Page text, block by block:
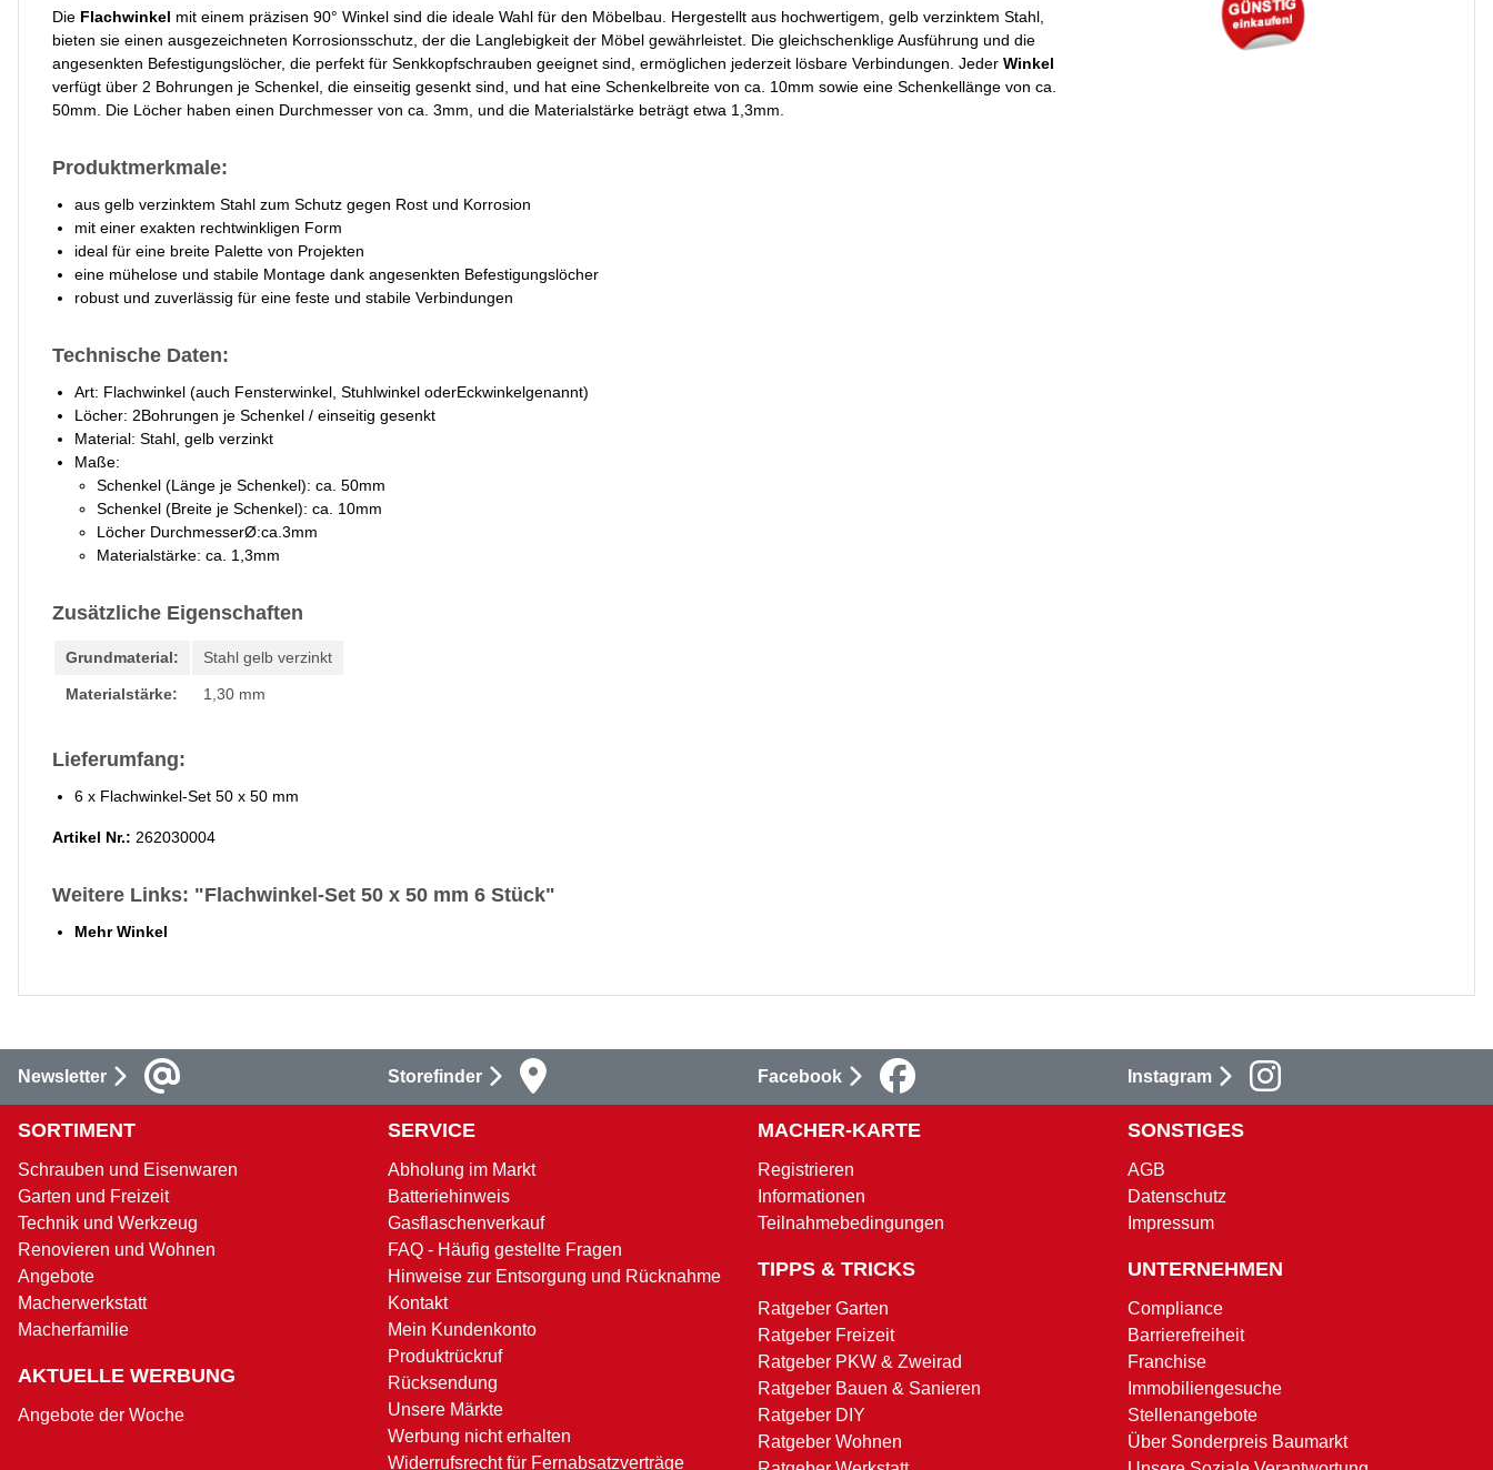
Die Flachwinkel mit einem präzisen 90° Winkel sind die ideale Wahl für den Möbelbau. Hergestellt aus hochwertigem, gelb verzinktem Stahl,
bieten sie einen ausgezeichneten Korrosionsschutz, der die Langlebigkeit der Möbel gewährleistet. Die gleichschenklige Ausführung und die
angesenkten Befestigungslöcher, die perfekt für Senkkopfschrauben geeignet sind, ermöglichen jederzeit lösbare Verbindungen. Jeder Winkel
verfügt über 2 Bohrungen je Schenkel, die einseitig gesenkt sind, und hat eine Schenkelbreite von ca. 10mm sowie eine Schenkellänge von ca.
50mm. Die Löcher haben einen Durchmesser von ca. 3mm, und die Materialstärke beträgt etwa 1,3mm.
Produktmerkmale:
aus gelb verzinktem Stahl zum Schutz gegen Rost und Korrosion
mit einer exakten rechtwinkligen Form
ideal für eine breite Palette von Projekten
eine mühelose und stabile Montage dank angesenkten Befestigungslöcher
robust und zuverlässig für eine feste und stabile Verbindungen
Technische Daten:
Art: Flachwinkel (auch Fensterwinkel, Stuhlwinkel oderEckwinkelgenannt)
Löcher: 2Bohrungen je Schenkel / einseitig gesenkt
Material: Stahl, gelb verzinkt
Maße:
​Schenkel (Länge je Schenkel): ca. 50mm​
Schenkel (Breite je Schenkel): ca. 10mm
Löcher DurchmesserØ:ca.3mm
Materialstärke: ca. 1,3mm
Zusätzliche Eigenschaften
Grundmaterial: Stahl gelb verzinkt
Materialstärke: 1,30 mm
Lieferumfang:
6 x Flachwinkel-Set 50 x 50 mm
Artikel Nr.: 262030004
Weitere Links: "Flachwinkel-Set 50 x 50 mm 6 Stück"
Mehr Winkel
Newsletter Storefinder Facebook Instagram
SORTIMENT
Schrauben und Eisenwaren
Garten und Freizeit
Technik und Werkzeug
Renovieren und Wohnen
Angebote
Macherwerkstatt
Macherfamilie
AKTUELLE WERBUNG
Angebote der Woche
SERVICE
Abholung im Markt
Batteriehinweis
Gasflaschenverkauf
FAQ - Häufig gestellte Fragen
Hinweise zur Entsorgung und Rücknahme
Kontakt
Mein Kundenkonto
Produktrückruf
Rücksendung
Unsere Märkte
Werbung nicht erhalten
Widerrufsrecht für Fernabsatzverträge
MACHER-KARTE
Registrieren
Informationen
Teilnahmebedingungen
TIPPS & TRICKS
Ratgeber Garten
Ratgeber Freizeit
Ratgeber PKW & Zweirad
Ratgeber Bauen & Sanieren
Ratgeber DIY
Ratgeber Wohnen
SONSTIGES
AGB
Datenschutz
Impressum
UNTERNEHMEN
Compliance
Barrierefreiheit
Franchise
Immobiliengesuche
Stellenangebote
Über Sonderpreis Baumarkt